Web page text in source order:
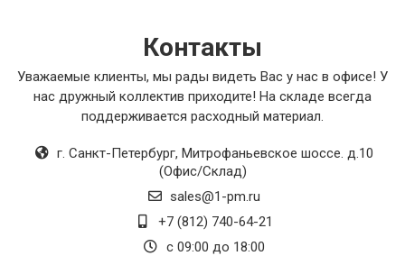
Контакты
Уважаемые клиенты, мы рады видеть Вас у нас в офисе! У
нас дружный коллектив приходите! На складе всегда
поддерживается расходный материал.
г. Санкт-Петербург, Митрофаньевское шоссе. д.10
(Офис/Склад)
sales@1-pm.ru
+7 (812) 740-64-21
с 09:00 до 18:00